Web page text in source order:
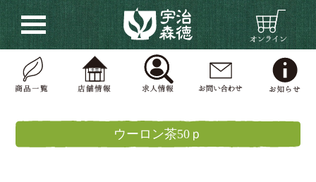
ウーロン茶50ｐ